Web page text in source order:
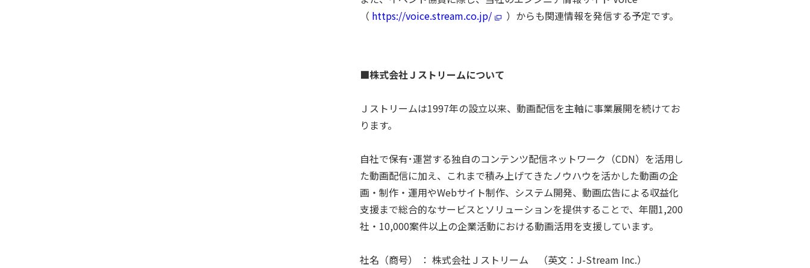
（ https://voice.stream.co.jp/ ）からも関連情報を発信する予定です。
■株式会社Ｊストリームについて
Ｊストリームは1997年の設立以来、動画配信を主軸に事業展開を続けてお
ります。
自社で保有･運営する独自のコンテンツ配信ネットワーク（CDN）を活用し
た動画配信に加え、これまで積み上げてきたノウハウを活かした動画の企
画・制作・運用やWebサイト制作、システム開発、動画広告による収益化
支援まで総合的なサービスとソリューションを提供することで、年間1,200
社・10,000案件以上の企業活動における動画活用を支援しています。
社名（商号） ： 株式会社Ｊストリーム （英文：J-Stream Inc.）